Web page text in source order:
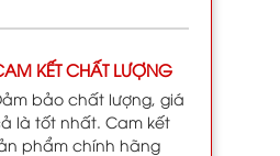
KẾT CHẤT LƯỢNG
bảo chất lượng, giá
là tốt nhất. Cam kết
phẩm chính hãng